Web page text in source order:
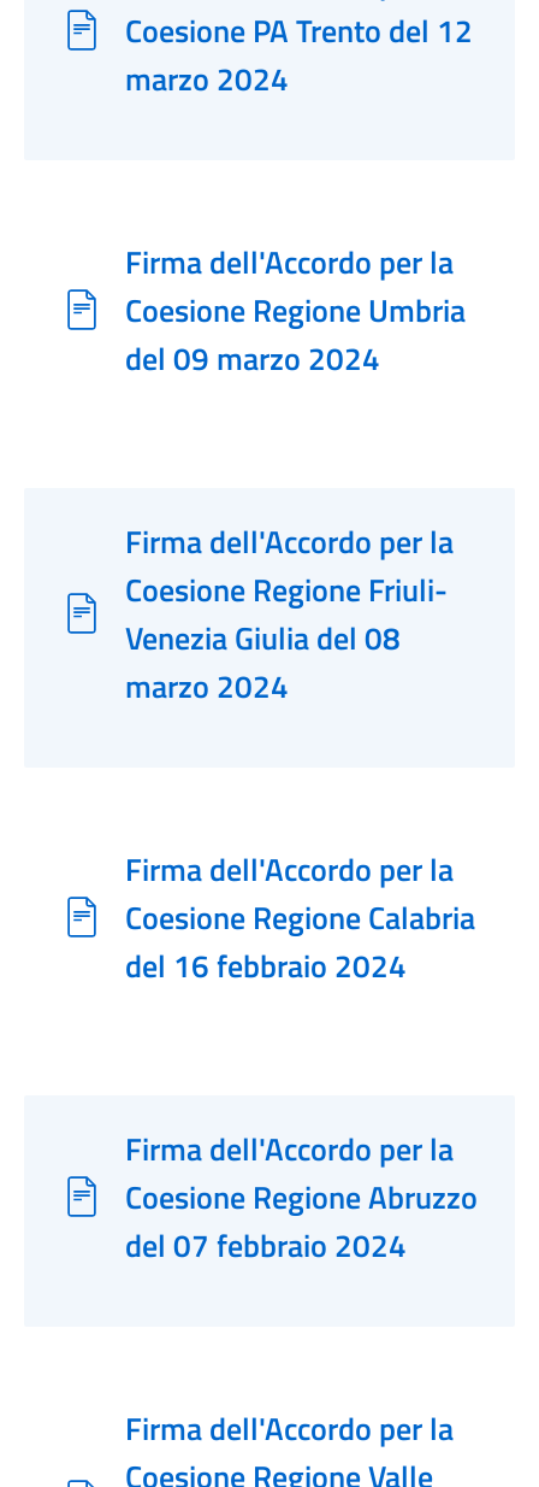
Coesione PA Trento del 12
marzo 2024
Firma dell'Accordo per la
Coesione Regione Umbria
del 09 marzo 2024
Firma dell'Accordo per la
Coesione Regione Friuli-
Venezia Giulia del 08
marzo 2024
Firma dell'Accordo per la
Coesione Regione Calabria
del 16 febbraio 2024
Firma dell'Accordo per la
Coesione Regione Abruzzo
del 07 febbraio 2024
Firma dell'Accordo per la
Coesione Regione Valle